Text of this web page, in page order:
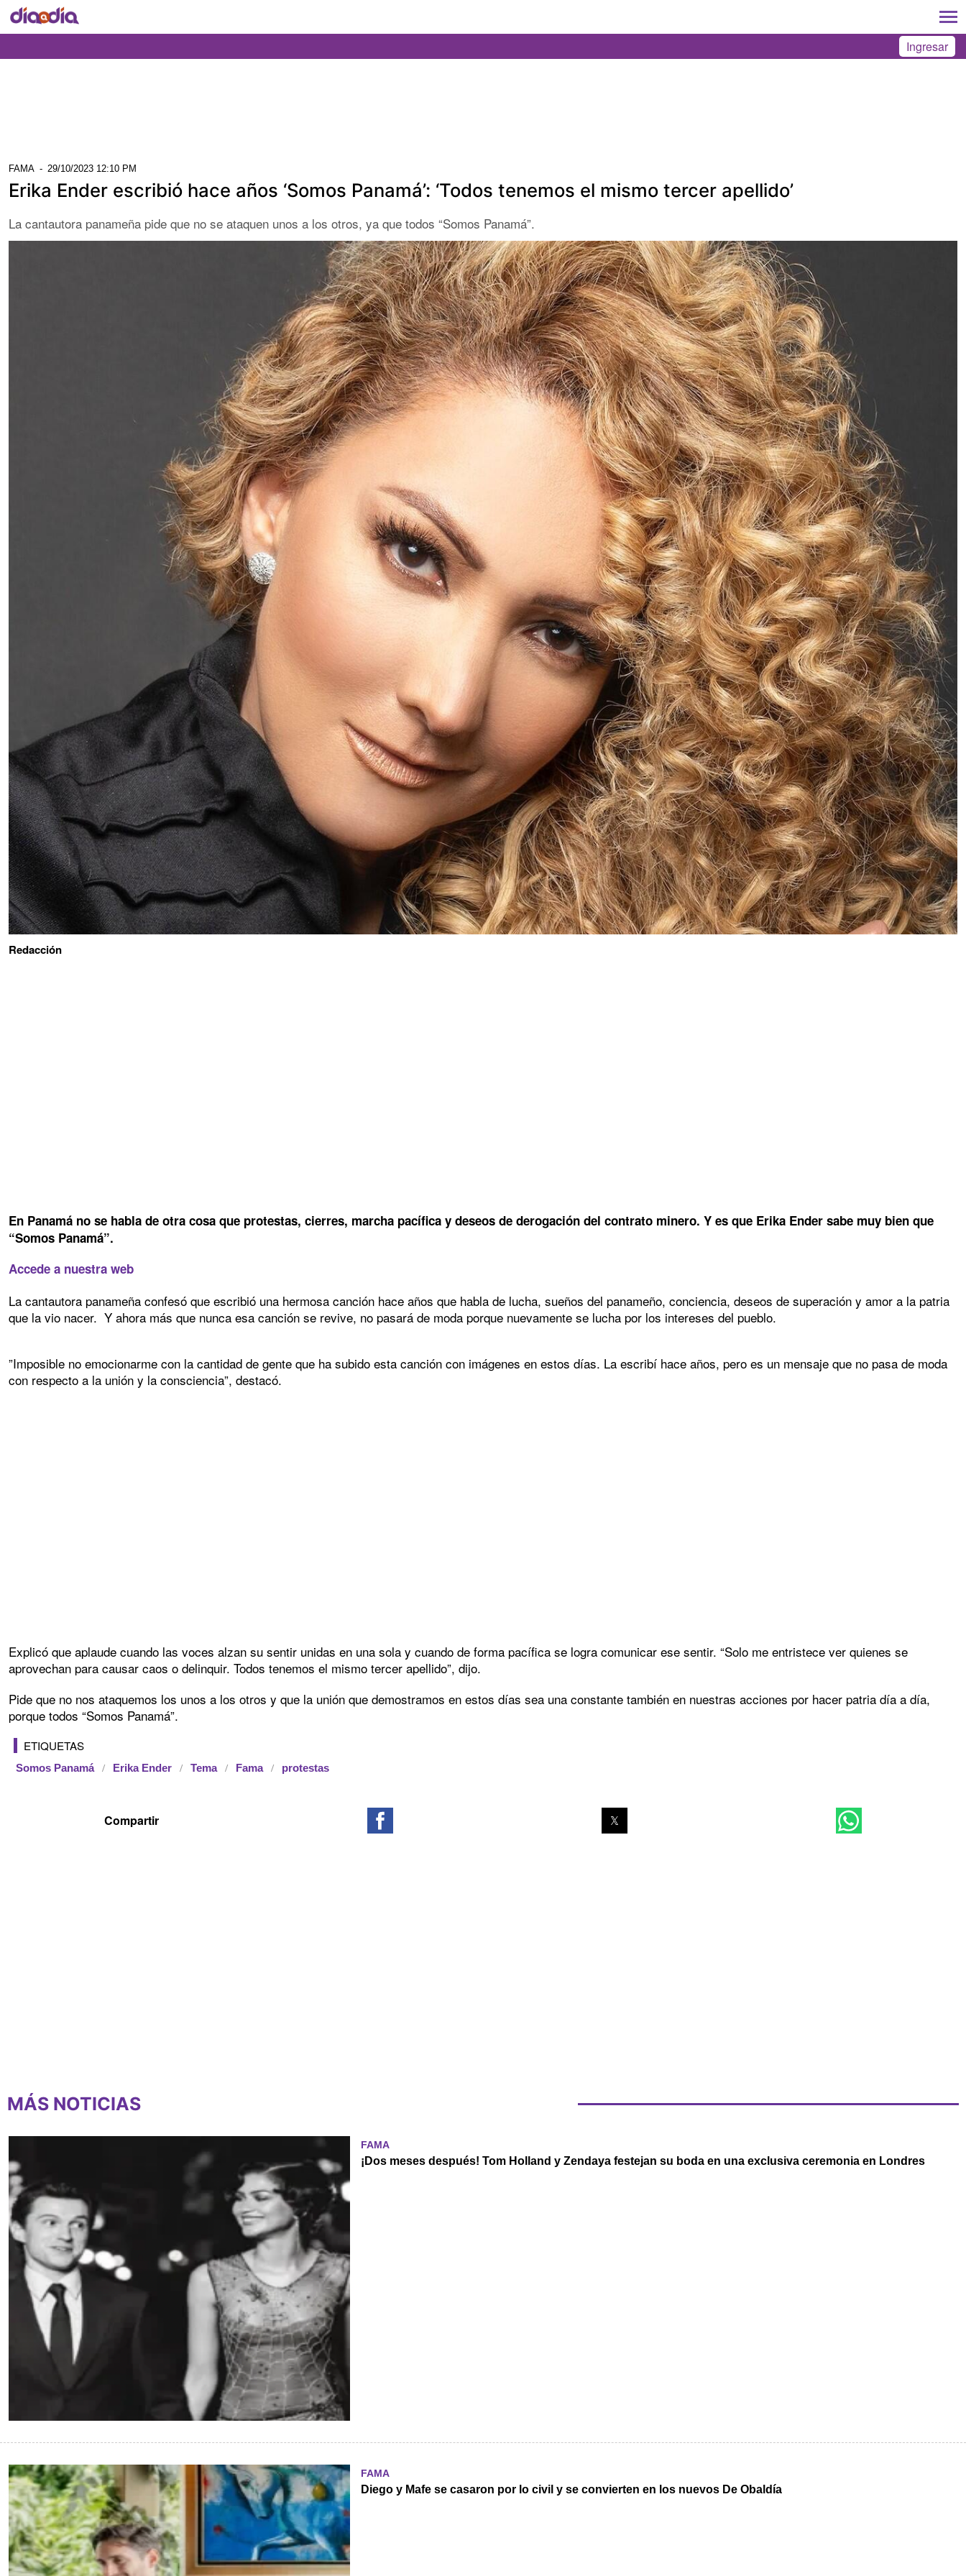
Ingresar
FAMA - 29/10/2023 12:10 PM
Erika Ender escribió hace años ‘Somos Panamá’: ‘Todos tenemos el mismo tercer apellido’
La cantautora panameña pide que no se ataquen unos a los otros, ya que todos “Somos Panamá”.
Redacción
En Panamá no se habla de otra cosa que protestas, cierres, marcha pacífica y deseos de derogación del contrato minero. Y es que Erika Ender sabe muy bien que
“Somos Panamá”.
Accede a nuestra web
La cantautora panameña confesó que escribió una hermosa canción hace años que habla de lucha, sueños del panameño, conciencia, deseos de superación y amor a la patria
que la vio nacer. Y ahora más que nunca esa canción se revive, no pasará de moda porque nuevamente se lucha por los intereses del pueblo.
”Imposible no emocionarme con la cantidad de gente que ha subido esta canción con imágenes en estos días. La escribí hace años, pero es un mensaje que no pasa de moda
con respecto a la unión y la consciencia”, destacó.
Explicó que aplaude cuando las voces alzan su sentir unidas en una sola y cuando de forma pacífica se logra comunicar ese sentir. “Solo me entristece ver quienes se
aprovechan para causar caos o delinquir. Todos tenemos el mismo tercer apellido”, dijo.
Pide que no nos ataquemos los unos a los otros y que la unión que demostramos en estos días sea una constante también en nuestras acciones por hacer patria día a día,
porque todos “Somos Panamá”.
ETIQUETAS
Somos Panamá Erika Ender Tema Fama protestas
MÁS NOTICIAS
FAMA
¡Dos meses después! Tom Holland y Zendaya festejan su boda en una exclusiva ceremonia en Londres
FAMA
Diego y Mafe se casaron por lo civil y se convierten en los nuevos De Obaldía